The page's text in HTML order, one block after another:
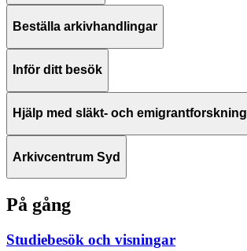
Beställa arkivhandlingar
Inför ditt besök
Hjälp med släkt- och emigrantforskning
Arkivcentrum Syd
På gång
Studiebesök och visningar